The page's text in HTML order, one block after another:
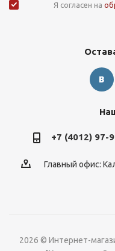
Я согласен на
+7 (4012) 97-
Главный офис:
2026 © Интернет-